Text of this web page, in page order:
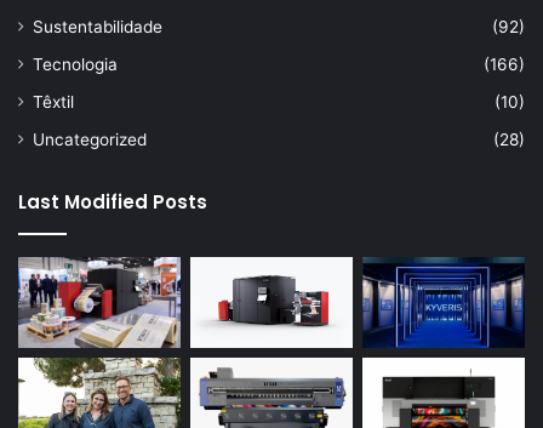
Sustentabilidade
(92)
Tecnologia
(166)
Têxtil
(10)
Uncategorized
(28)
Last Modified Posts